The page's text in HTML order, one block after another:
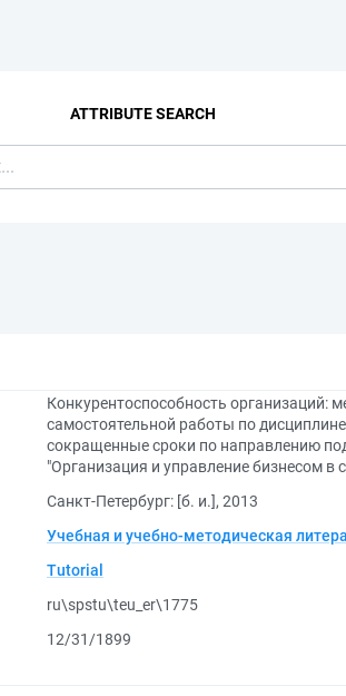
ATTRIBUTE SEARCH
Конкурентоспособность организаций:
самостоятельной работы по
сокращенные сроки по направлению
"Организация и управление бизнесом в
Санкт-Петербург: [б. и.], 2013
Учебная и учебно-методическая
Tutorial
ru\spstu\teu_er\1775
12/31/1899